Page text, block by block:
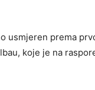
usmjeren prema
koje je na